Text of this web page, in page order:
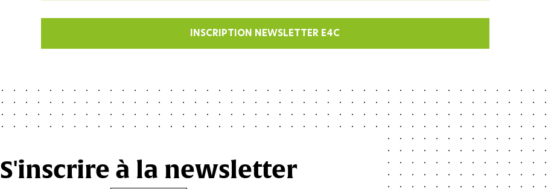
INSCRIPTION NEWSLETTER E4C
S'inscrire à la newsletter